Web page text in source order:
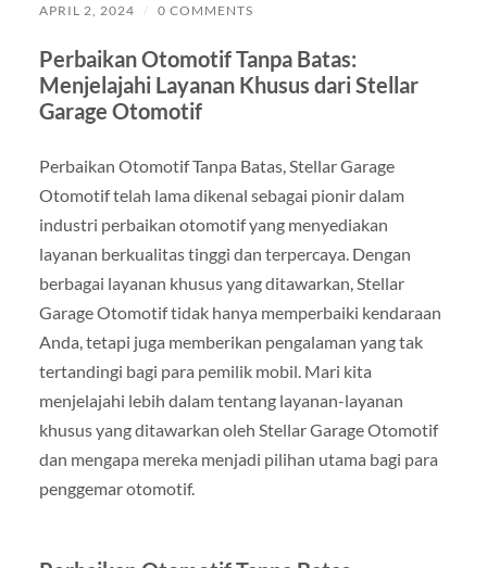
APRIL 2, 2024 / 0 COMMENTS
Perbaikan Otomotif Tanpa Batas:
Menjelajahi Layanan Khusus dari Stellar
Garage Otomotif
Perbaikan Otomotif Tanpa Batas, Stellar Garage
Otomotif telah lama dikenal sebagai pionir dalam
industri perbaikan otomotif yang menyediakan
layanan berkualitas tinggi dan terpercaya. Dengan
berbagai layanan khusus yang ditawarkan, Stellar
Garage Otomotif tidak hanya memperbaiki kendaraan
Anda, tetapi juga memberikan pengalaman yang tak
tertandingi bagi para pemilik mobil. Mari kita
menjelajahi lebih dalam tentang layanan-layanan
khusus yang ditawarkan oleh Stellar Garage Otomotif
dan mengapa mereka menjadi pilihan utama bagi para
penggemar otomotif.